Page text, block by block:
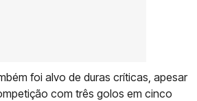
foi alvo de duras críticas, apesar
com três golos em cinco